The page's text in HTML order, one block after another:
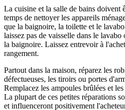
La cuisine et la salle de bains doivent
temps de nettoyer les appareils
que la baignoire, la toilette et le
laissez pas de vaisselle dans le
la baignoire. Laissez entrevoir à
rangement.
Partout dans la maison, réparez les
défectueuses, les tiroirs ou portes
Remplacez les ampoules brûlées et
La plupart de ces petites réparations
et influenceront positivement